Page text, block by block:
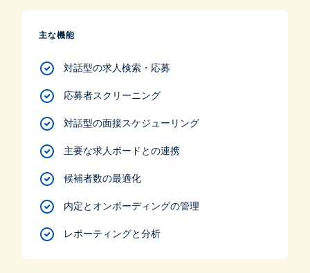
主な機能
対話型の求人検索・応募
応募者スクリーニング
対話型の面接スケジューリング
主要な求人ボードとの連携
候補者数の最適化
内定とオンボーディングの管理
レポーティングと分析